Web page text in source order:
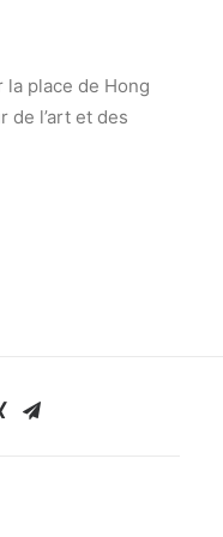
place de Hong
de l’art et des